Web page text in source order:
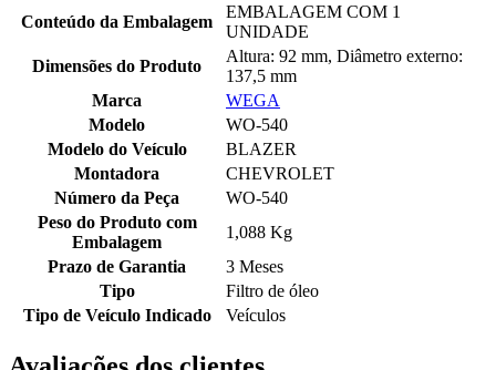
Conteúdo da Embalagem
EMBALAGEM COM 1
UNIDADE
Dimensões do Produto
Altura: 92 mm, Diâmetro externo:
137,5 mm
Marca
WEGA
Modelo
WO-540
Modelo do Veículo
BLAZER
Montadora
CHEVROLET
Número da Peça
WO-540
Peso do Produto com
Embalagem
1,088 Kg
Prazo de Garantia
3 Meses
Tipo
Filtro de óleo
Tipo de Veículo Indicado
Veículos